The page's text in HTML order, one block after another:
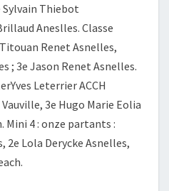
Sylvain Thiebot
Aneslles. Classe
Renet Asnelles,
; 3e Jason Renet Asnelles.
Leterrier ACCH
3e Hugo Marie Eolia
Mini 4 : onze partants :
2e Lola Derycke Asnelles,